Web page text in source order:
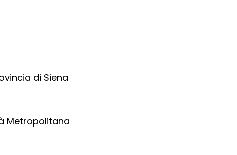
di Siena
Metropolitana